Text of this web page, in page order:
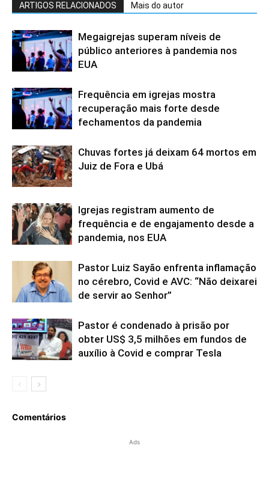
ARTIGOS RELACIONADOS Mais do autor
Megaigrejas superam níveis de
público anteriores à pandemia nos
EUA
Frequência em igrejas mostra
recuperação mais forte desde
fechamentos da pandemia
Chuvas fortes já deixam 64 mortos em
Juiz de Fora e Ubá
Igrejas registram aumento de
frequência e de engajamento desde a
pandemia, nos EUA
Pastor Luiz Sayão enfrenta inflamação
no cérebro, Covid e AVC: “Não deixarei
de servir ao Senhor”
Pastor é condenado à prisão por
obter US$ 3,5 milhões em fundos de
auxílio à Covid e comprar Tesla
Comentários
Ads